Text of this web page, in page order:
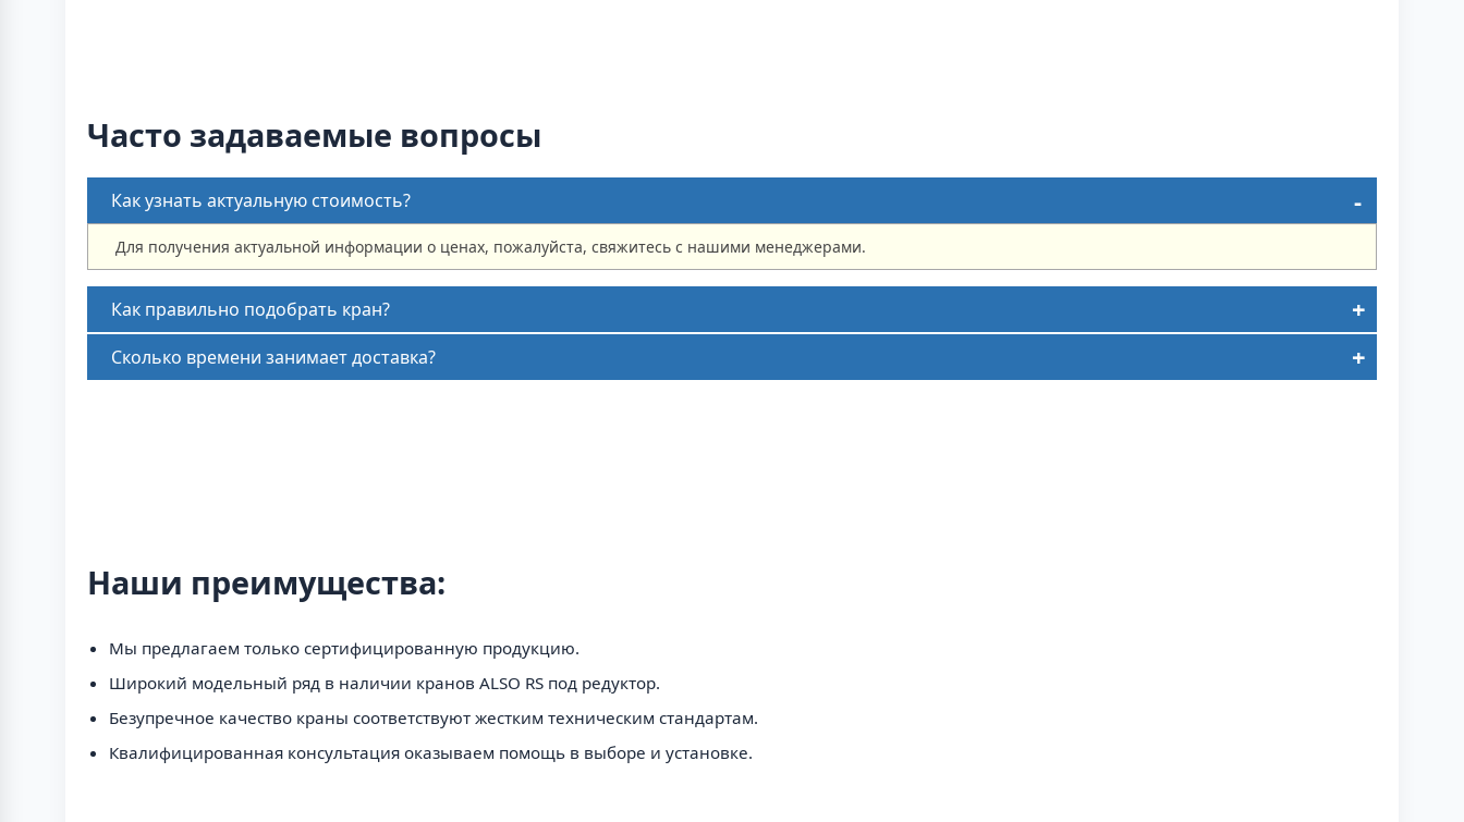
Часто задаваемые вопросы
Как узнать актуальную стоимость?
Для получения актуальной информации о ценах, пожалуйста, свяжитесь с нашими менеджерами.
Как правильно подобрать кран?
Сколько времени занимает доставка?
Наши преимущества:
Мы предлагаем только сертифицированную продукцию.
Широкий модельный ряд в наличии кранов ALSO RS под редуктор.
Безупречное качество краны соответствуют жестким техническим стандартам.
Квалифицированная консультация оказываем помощь в выборе и установке.